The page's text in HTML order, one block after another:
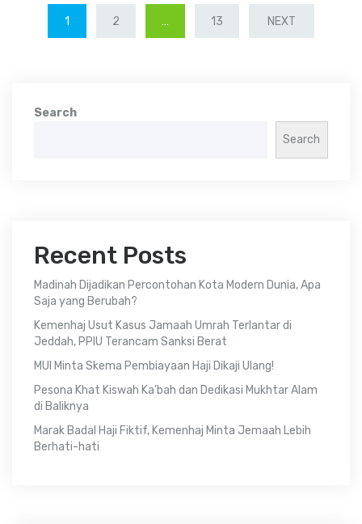
POSTS
PAGINATION
1 2 … 13 NEXT
Search
Search
Recent Posts
Madinah Dijadikan Percontohan Kota Modern Dunia, Apa
Saja yang Berubah?
Kemenhaj Usut Kasus Jamaah Umrah Terlantar di
Jeddah, PPIU Terancam Sanksi Berat
MUI Minta Skema Pembiayaan Haji Dikaji Ulang!
Pesona Khat Kiswah Ka’bah dan Dedikasi Mukhtar Alam
di Baliknya
Marak Badal Haji Fiktif, Kemenhaj Minta Jemaah Lebih
Berhati-hati